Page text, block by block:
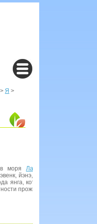
> Я >
моря Лаптевых
йэнэ, йэн(г)э 'очень
янга, который кочевал
проживания. См. также